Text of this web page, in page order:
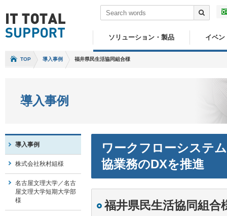
ソリューション・製品 イベン
TOP 導入事例 福井県民生活協同組合様
導入事例
ワークフローシステ
協業務のDXを推進
福井県民生活協同組合
導入事例
株式会社秋村組様
名古屋文理大学／名古
屋文理大学短期大学部
様